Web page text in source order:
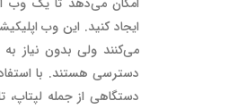
ایجاد کنید. این وب
می‌کنند ولی بدون نیاز
دستگاهی از جمله